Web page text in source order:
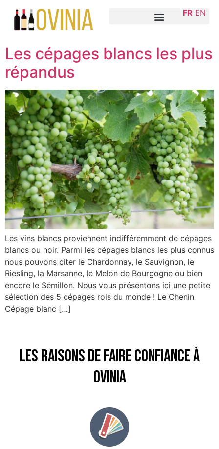
FR EN
​Les cépages blancs les plus
répandus
Les vins blancs proviennent indifféremment de cépages
blancs ou noir. Parmi les cépages blancs les plus connus
nous pouvons citer le Chardonnay, le Sauvignon, le
Riesling, la Marsanne, le Melon de Bourgogne ou bien
encore le Sémillon. Nous vous présentons ici une petite
sélection des 5 cépages rois du monde ! Le Chenin
Cépage blanc […]
Les raisons de faire confiance à
Ovinia